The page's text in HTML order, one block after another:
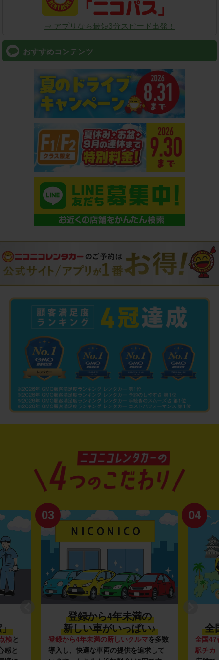
⇒ アプリなら最短3分スピード出発！
おすすめコンテンツ
」
検と
感と
03
登録から4年未満の
新しい車がいっぱい♪
登録から4年未満の新しいクルマを多数
導入し、快適な車両の提供を追求して
04
全
全国47
駅チカ